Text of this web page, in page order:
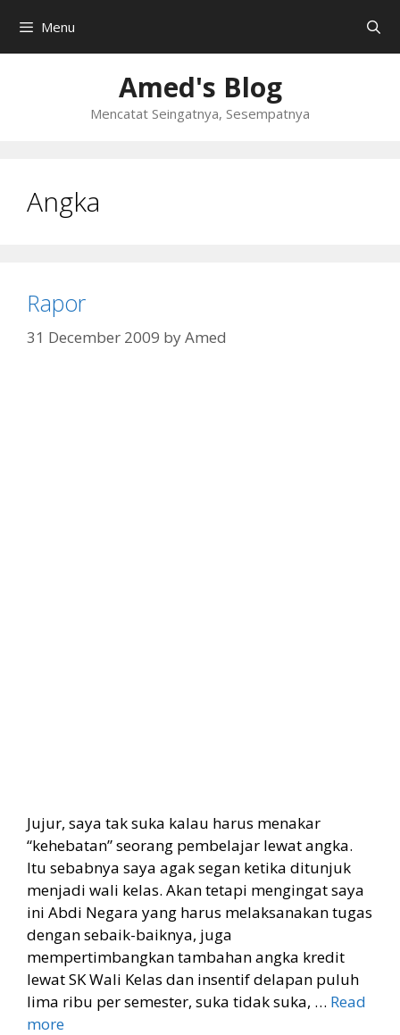
content
Menu
Amed's Blog
Mencatat Seingatnya, Sesempatnya
Angka
Rapor
31 December 2009 byAmed
Jujur, saya tak suka kalau harus menakar
“kehebatan” seorang pembelajar lewat angka.
Itu sebabnya saya agak segan ketika ditunjuk
menjadi wali kelas. Akan tetapi mengingat saya
ini Abdi Negara yang harus melaksanakan tugas
dengan sebaik-baiknya, juga
mempertimbangkan tambahan angka kredit
lewat SK Wali Kelas dan insentif delapan puluh
lima ribu per semester, suka tidak suka, … Read
more